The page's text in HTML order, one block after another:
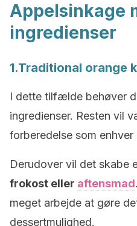
Appelsinkage
ingredienser
1.Traditional orange
I dette tilfælde behøver
ingredienser. Resten vil
forberedelse som
Derudover vil det skabe
frokost eller aftensmad
meget arbejde at gøre
dessertmulighed.